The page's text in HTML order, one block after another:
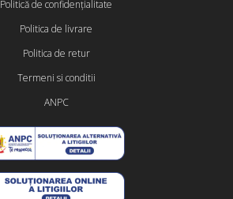
Politică de confidențialitate
Politica de livrare
Politica de retur
Termeni si conditii
ANPC